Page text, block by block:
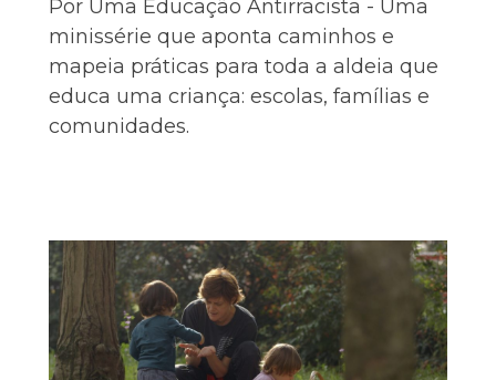
Por Uma Educação Antirracista - Uma
minissérie que aponta caminhos e
mapeia práticas para toda a aldeia que
educa uma criança: escolas, famílias e
comunidades.